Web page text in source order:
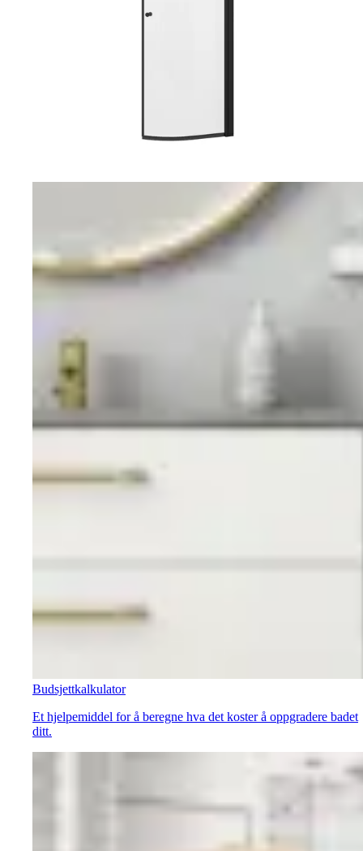
Budsjettkalkulator
Et hjelpemiddel for å beregne hva det koster å oppgradere badet
ditt.